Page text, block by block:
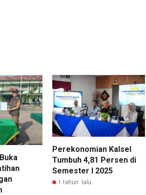
Perekonomian Kalsel
Tumbuh 4,81 Persen di
Semester I 2025
1 tahun lalu